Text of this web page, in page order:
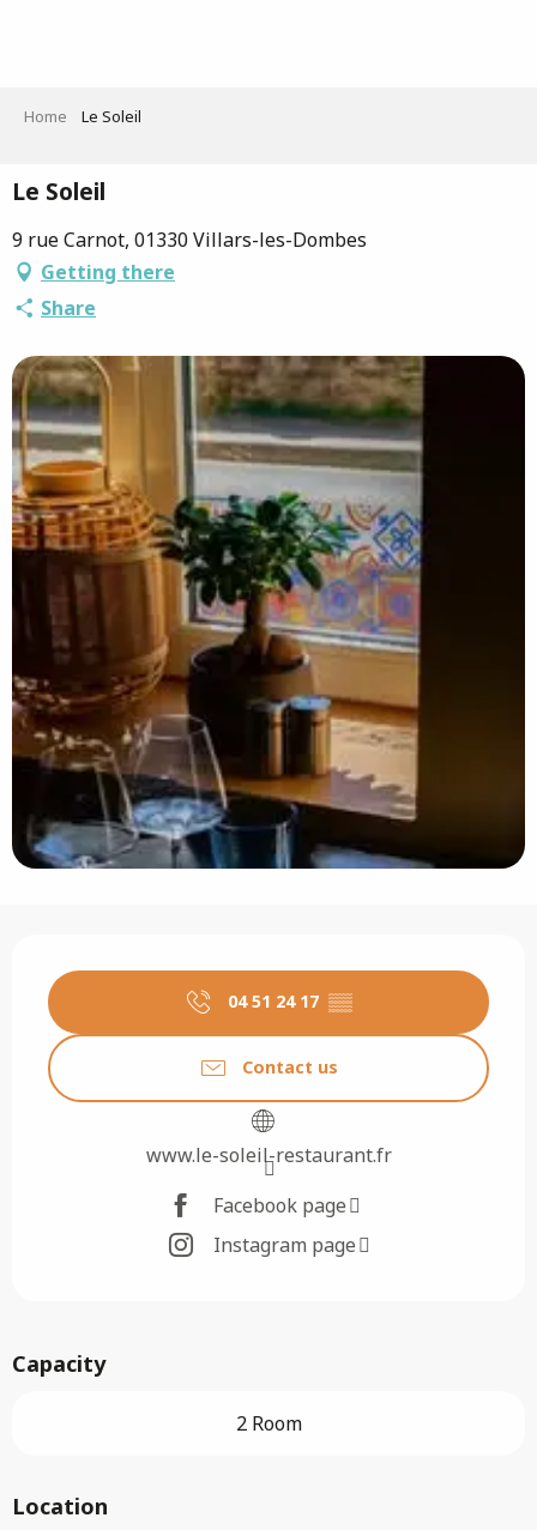
Home Le Soleil
Le Soleil
9 rue Carnot, 01330 Villars-les-Dombes
Getting there
Share
04 51 24 17 ▒▒
Contact us
www.le-soleil-restaurant.fr
Facebook page
Instagram page
Capacity
2 Room
Location